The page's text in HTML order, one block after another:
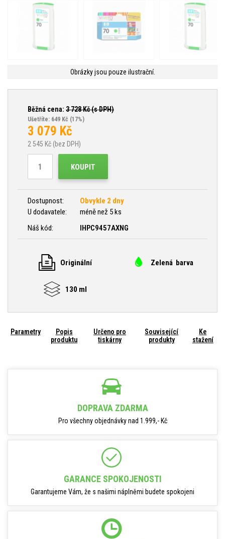
Obrázky jsou pouze ilustrační.
Běžná cena: 3 728Kč (s DPH)
Ušetříte: 649 Kč (17%)
3 079 Kč
2 545 Kč (bez DPH)
KOUPIT
Dostupnost:
Obvykle 2 dny
U dodavatele:
méně než 5 ks
Náš kód:
IHPC9457AXNG
Originální Zelená barva
130 ml
Parametry
Popis
produktu
Určeno pro
tiskárny
Související
produkty
Ke
stažení
DOPRAVA ZDARMA
Pro všechny objednávky nad 1.999,- Kč
GARANCE SPOKOJENOSTI
Garantujeme Vám, že s našimi náplněmi budete spokojeni